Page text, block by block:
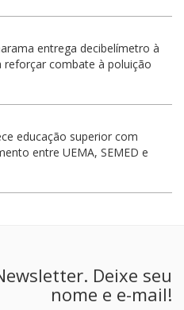
entrega decibelímetro à
reforçar combate à poluição
educação superior com
entre UEMA, SEMED e
Deixe seu
nome e e-mail!